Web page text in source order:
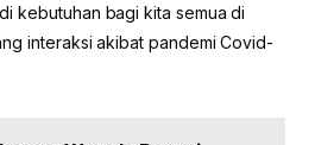
kebutuhan bagi kita semua di
interaksi akibat pandemi Covid-